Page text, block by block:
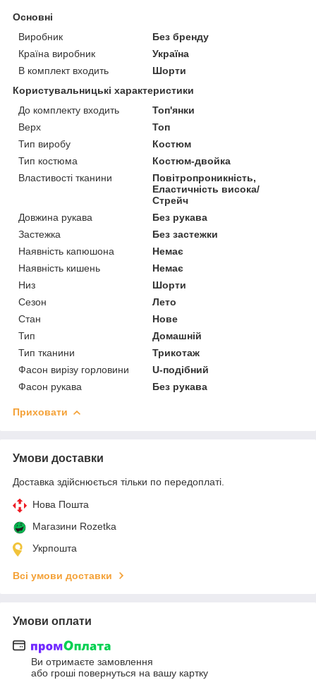
Основні
Виробник
Без бренду
Країна виробник
Україна
В комплект входить
Шорти
Користувальницькі характеристики
До комплекту входить
Топ'янки
Верх
Топ
Тип виробу
Костюм
Тип костюма
Костюм-двойка
Властивості тканини
Повітропроникність,
Еластичність висока/
Стрейч
Довжина рукава
Без рукава
Застежка
Без застежки
Наявність капюшона
Немає
Наявність кишень
Немає
Низ
Шорти
Сезон
Лето
Стан
Нове
Тип
Домашній
Тип тканини
Трикотаж
Фасон вирізу горловини
U-подібний
Фасон рукава
Без рукава
Приховати
Умови доставки
Доставка здійснюється тільки по передоплаті.
Нова Пошта
Магазини Rozetka
Укрпошта
Всі умови доставки
Умови оплати
Ви отримаєте замовлення
або гроші повернуться на вашу картку